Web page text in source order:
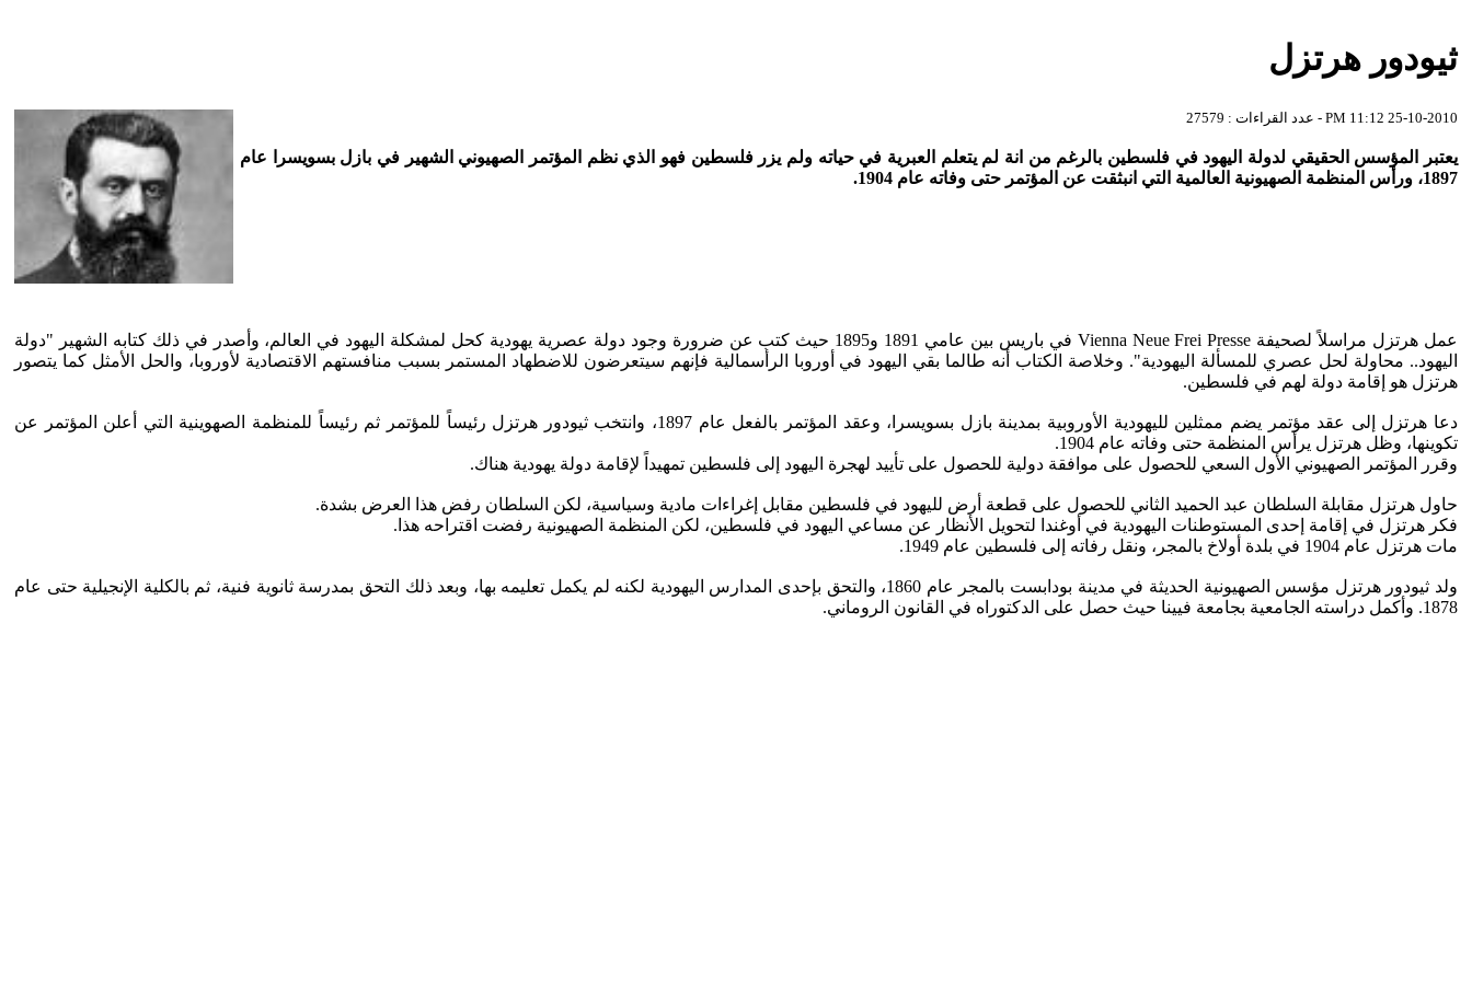
ثيودور هرتزل
25-10-2010 11:12 PM - عدد القراءات : 27579
يعتبر المؤسس الحقيقي لدولة اليهود في فلسطين‏ بالرغم من انة لم يتعلم العبرية في حياته ولم يزر فلسطين‏ فهو الذي نظم المؤتمر الصهيوني الشهير في بازل بسويسرا عام
1897، ورأس ‏المنظمة الصهيونية العالمية التي انبثقت عن المؤتمر حتى وفاته عام 1904.‏
عمل هرتزل مراسلاً لصحيفة ‏Vienna Neue Frei Presse‏ في باريس بين ‏عامي 1891 و1895 حيث كتب عن ضرورة وجود دولة عصرية يهودية كحل ‏لمشكلة اليهود في العالم، وأصدر في ذلك كتابه الشهير "دولة
اليهود.. محاولة ‏لحل عصري للمسألة اليهودية". وخلاصة الكتاب أنه طالما بقي اليهود في ‏أوروبا الرأسمالية فإنهم سيتعرضون للاضطهاد المستمر بسبب منافستهم ‏الاقتصادية لأوروبا، والحل الأمثل كما يتصور
هرتزل هو إقامة دولة لهم في ‏فلسطين.‏
دعا هرتزل إلى عقد مؤتمر يضم ممثلين لليهودية الأوروبية بمدينة بازل ‏بسويسرا، وعقد المؤتمر بالفعل عام 1897، وانتخب ثيودور هرتزل رئيساً ‏للمؤتمر ثم رئيساً للمنظمة الصهوينية التي أعلن المؤتمر عن
تكوينها، وظل ‏هرتزل يرأس المنظمة حتى وفاته عام 1904.
وقرر المؤتمر الصهيوني الأول السعي للحصول على موافقة دولية للحصول ‏على تأييد لهجرة اليهود إلى فلسطين تمهيداً لإقامة دولة يهودية هناك.‏
حاول هرتزل مقابلة السلطان عبد الحميد الثاني للحصول على قطعة أرض ‏لليهود في فلسطين مقابل إغراءات مادية وسياسية، لكن السلطان رفض هذا ‏العرض بشدة.
فكر هرتزل في إقامة إحدى المستوطنات اليهودية في أوغندا لتحويل الأنظار ‏عن مساعي اليهود في فلسطين، لكن المنظمة الصهيونية رفضت اقتراحه هذا.
مات هرتزل عام 1904 في بلدة أولاخ بالمجر، ونقل رفاته إلى فلسطين عام ‏‏1949.
ولد ثيودور هرتزل مؤسس الصهيونية الحديثة في مدينة بودابست بالمجر عام ‏‏1860، والتحق بإحدى المدارس اليهودية لكنه لم يكمل تعليمه بها، وبعد ذلك التحق ‏بمدرسة ثانوية فنية، ثم بالكلية الإنجيلية حتى عام
1878. وأكمل دراسته الجامعية ‏بجامعة فيينا حيث حصل على الدكتوراه في القانون الروماني.‏